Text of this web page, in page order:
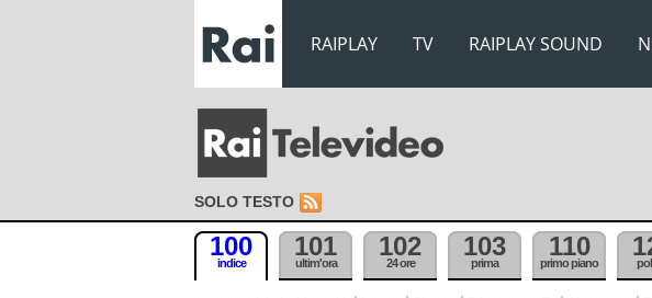
RAIPLAY TV RAIPLAY SOUND
SOLO TESTO
100
indice
101
ultim'ora
102
24 ore
103
prima
110
primo piano